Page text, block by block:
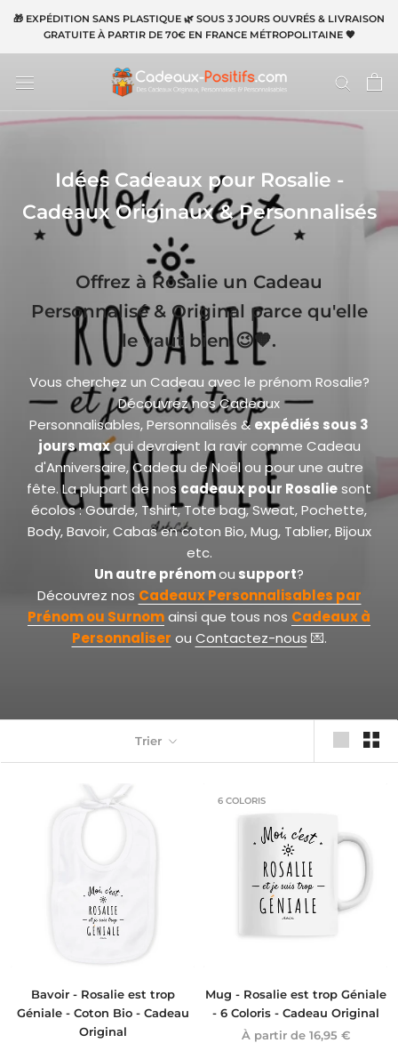
Aller
contenu
🎁 EXPÉDITION SANS PLASTIQUE 🌿 SOUS 3 JOURS OUVRÉS & LIVRAISON
GRATUITE À PARTIR DE 70€ EN FRANCE MÉTROPOLITAINE 🧡
Idées Cadeaux pour Rosalie -
Cadeaux Originaux & Personnalisés
Offrez à Rosalie un Cadeau
Personnalisé & Original parce qu'elle
le vaut bien 😉🧡.
Vous cherchez un Cadeau avec le prénom Rosalie?
Découvrez nos Cadeaux
Personnalisables, Personnalisés &expédiés sous 3
jours maxqui devraient la ravir comme Cadeau
d'Anniversaire, Cadeau de Noël ou pour une autre
fête. La plupart de noscadeaux pour Rosaliesont
écolos : Gourde, Tshirt, Tote bag, Sweat, Pochette,
Body, Bavoir, Cabas en coton Bio, Mug, Tablier, Bijoux
etc.
Un autre prénomou support?
Découvrez nos Cadeaux Personnalisables par
Prénomou Surnomainsi que tous nos Cadeaux à
Personnaliser ou Contactez-nous 💌.
Trier
Bavoir - Rosalie est trop
Géniale - Coton Bio - Cadeau
Original
6 COLORIS
Mug - Rosalie est trop Géniale
- 6 Coloris - Cadeau Original
À partir de 16,95 €